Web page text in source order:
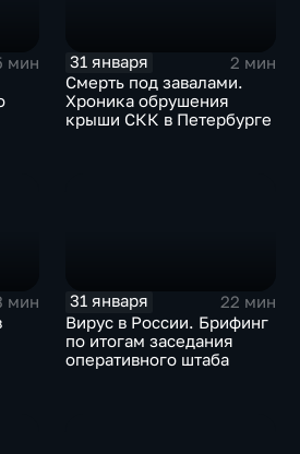
мин
31 января
2 мин
Смерть под завалами.
Хроника обрушения
крыши СКК в Петербурге
мин
31 января
22 мин
Вирус в России. Брифинг
по итогам заседания
оперативного штаба